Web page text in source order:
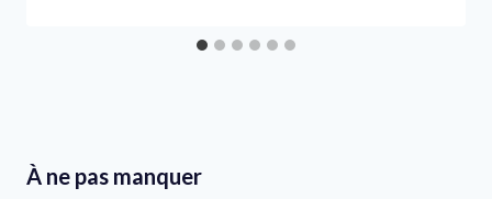
À ne pas manquer